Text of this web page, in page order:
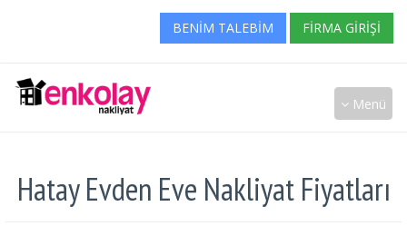
BENIM TALEBIM FIRMA GIRIŞI
Menü
Hatay Evden Eve Nakliyat Fiyatları